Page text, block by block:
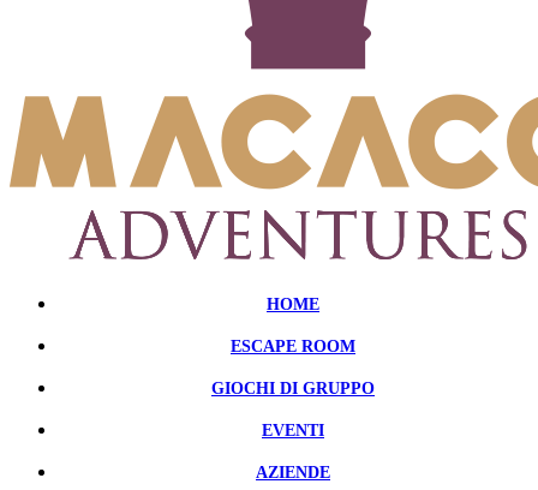
HOME
ESCAPE ROOM
GIOCHI DI GRUPPO
EVENTI
AZIENDE